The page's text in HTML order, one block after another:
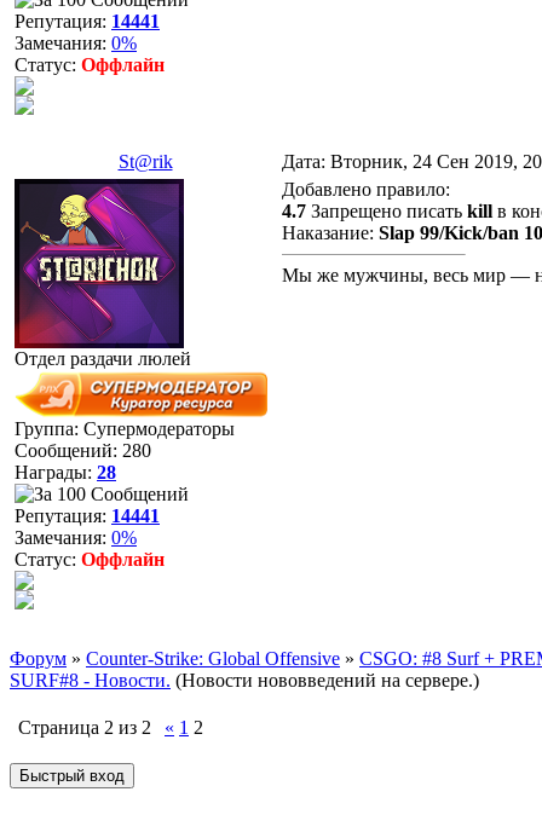
Репутация: 14441
Замечания: 0%
Статус: Оффлайн
St@rik Дата: Вторник, 24 Сен 2019,
Отдел раздачи люлей
Группа: Супермодераторы
Сообщений: 280
Награды: 28
Репутация: 14441
Замечания: 0%
Статус: Оффлайн
Добавлено правило:
4.7 Запрещено писать kill в
Наказание: Slap 99/Kick/ban
Мы же мужчины, весь мир —
Форум » Counter-Strike: Global Offensive » CSGO: #8 Surf +
SURF#8 - Новости. (Новости нововведений на сервере.)
Страница 2 из 2 « 1 2